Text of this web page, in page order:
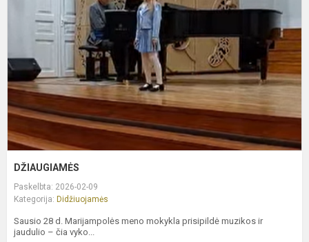
DŽIAUGIAMĖS
Paskelbta: 2026-02-09
Kategorija: Didžiuojamės
Sausio 28 d. Marijampolės meno mokykla prisipildė muzikos ir
jaudulio – čia vyko...